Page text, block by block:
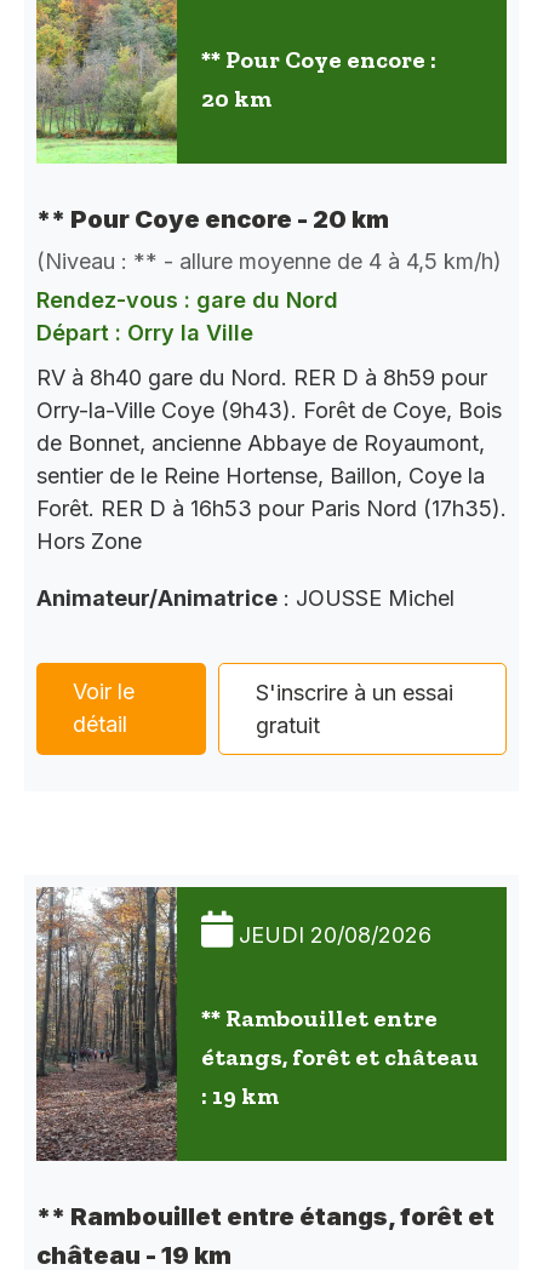
** Pour Coye encore :
20 km
** Pour Coye encore - 20 km
(Niveau : ** - allure moyenne de 4 à 4,5 km/h)
Rendez-vous : gare du Nord
Départ : Orry la Ville
RV à 8h40 gare du Nord. RER D à 8h59 pour
Orry-la-Ville Coye (9h43). Forêt de Coye, Bois
de Bonnet, ancienne Abbaye de Royaumont,
sentier de le Reine Hortense, Baillon, Coye la
Forêt. RER D à 16h53 pour Paris Nord (17h35).
Hors Zone
Animateur/Animatrice : JOUSSE Michel
Voir le
détail
S'inscrire à un essai
gratuit
JEUDI 20/08/2026
** Rambouillet entre
étangs, forêt et château
: 19 km
** Rambouillet entre étangs, forêt et
château - 19 km